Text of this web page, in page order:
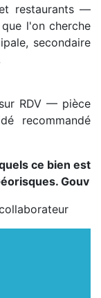
restaurants —
l'on cherche
secondaire
RDV — pièce
recommandé
ce bien est
Gouv